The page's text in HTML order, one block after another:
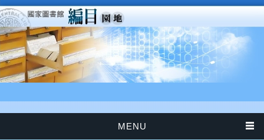
移至主內容
MENU